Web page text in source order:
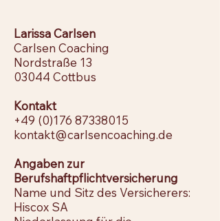
Larissa Carlsen
Carlsen Coaching
Nordstraße 13
03044 Cottbus
Kontakt
+49 (0)176 87338015
kontakt@carlsencoaching.de
Angaben zur
Berufshaftpflichtversicherung
Name und Sitz des Versicherers:
Hiscox SA